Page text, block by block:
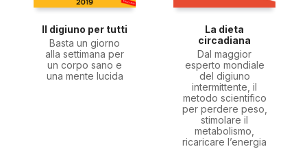
Il digiuno per tutti
Basta un giorno
alla settimana per
un corpo sano e
una mente lucida
La dieta
circadiana
Dal maggior
esperto mondiale
del digiuno
intermittente, il
metodo scientifico
per perdere peso,
stimolare il
metabolismo,
ricaricare l’energia